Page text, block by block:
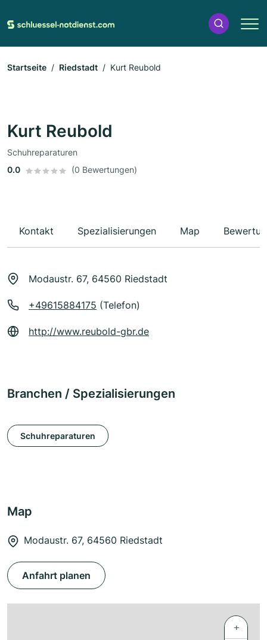
Startseite Riedstadt Kurt Reubold
Kurt Reubold
Schuhreparaturen
0.0
(0 Bewertungen)
Kontakt Spezialisierungen Map
Modaustr. 67, 64560 Riedstadt
+49615884175 (Telefon)
http://www.reubold-gbr.de
Branchen / Spezialisierungen
Schuhreparaturen
Map
Modaustr. 67, 64560 Riedstadt
Anfahrt planen
+